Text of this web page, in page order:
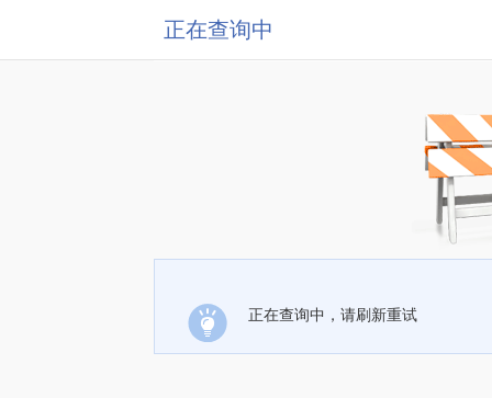
正在查询中
正在查询中，请刷新重试